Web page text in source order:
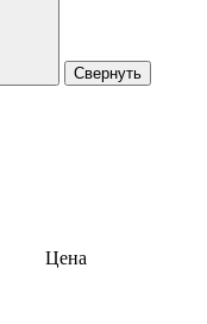
Свернуть
Цена